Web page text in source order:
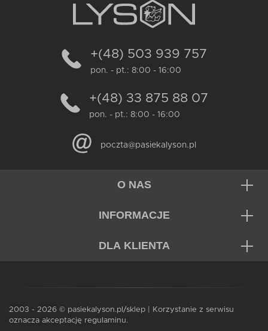
+(48) 503 939 757
pon. - pt.: 8:00 - 16:00
+(48) 33 875 88 07
pon. - pt.: 8:00 - 16:00
poczta@pasiekalyson.pl
O NAS
INFORMACJE
DLA KLIENTA
2003 - 2026 © pasiekalyson.pl/sklep | Korzystanie z serwisu
oznacza akceptację regulaminu.